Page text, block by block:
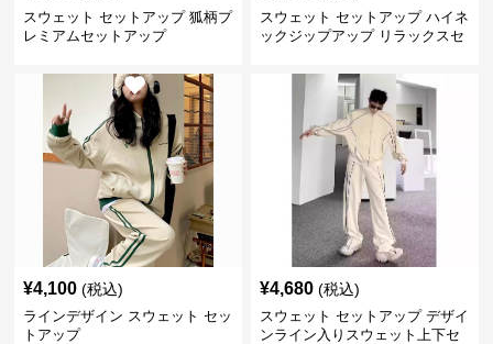
スウェット セットアップ 狐柄プ
レミアムセットアップ
スウェット セットアップ ハイネ
ックジップアップ リラックスセ
¥4,100 (税込)
ラインデザイン スウェット セッ
トアップ
¥4,680 (税込)
スウェット セットアップ デザイ
ンライン入りスウェット上下セ